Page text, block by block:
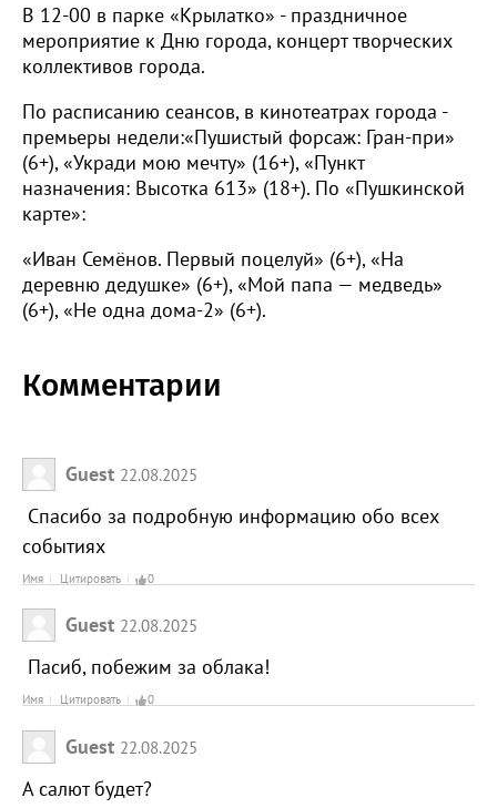
В 12-00 в парке «Крылатко» - праздничное
мероприятие к Дню города, концерт творческих
коллективов города.
По расписанию сеансов, в кинотеатрах города -
премьеры недели:«Пушистый форсаж: Гран-при»
(6+), «Укради мою мечту» (16+), «Пункт
назначения: Высотка 613» (18+). По «Пушкинской
карте»:
«Иван Семёнов. Первый поцелуй» (6+), «На
деревню дедушке» (6+), «Мой папа — медведь»
(6+), «Не одна дома-2» (6+).
Комментарии
Guest 22.08.2025
Спасибо за подробную информацию обо всех
событиях
Имя Цитировать 0
Guest 22.08.2025
Пасиб, побежим за облака!
Имя Цитировать 0
Guest 22.08.2025
А салют будет?